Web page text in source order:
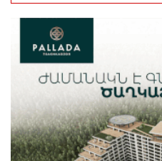
Օգոստոսի 7-ին՝
Կաթողիկոսի
ՆԳՆ-ն՝
մահվան մասին